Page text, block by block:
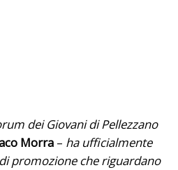
dei Giovani di Pellezzano
Morra – ha ufficialmente
promozione che riguardano